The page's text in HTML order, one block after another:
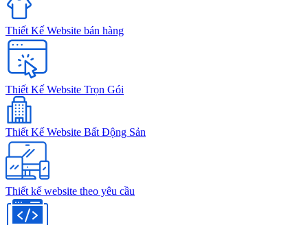
Thiết Kế Website bán hàng
Thiết Kế Website Trọn Gói
Thiết Kế Website Bất Động Sản
Thiết kế website theo yêu cầu